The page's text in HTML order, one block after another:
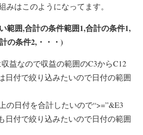
みはこのようになってます。
範囲,合計の条件範囲1,合計の条件1,
の条件2,・・・)
収益なので収益の範囲のC3からC12
日付で絞り込みたいので日付の範囲
の日付を合計したいので“>=”&E3
日付で絞り込みたいので日付の範囲